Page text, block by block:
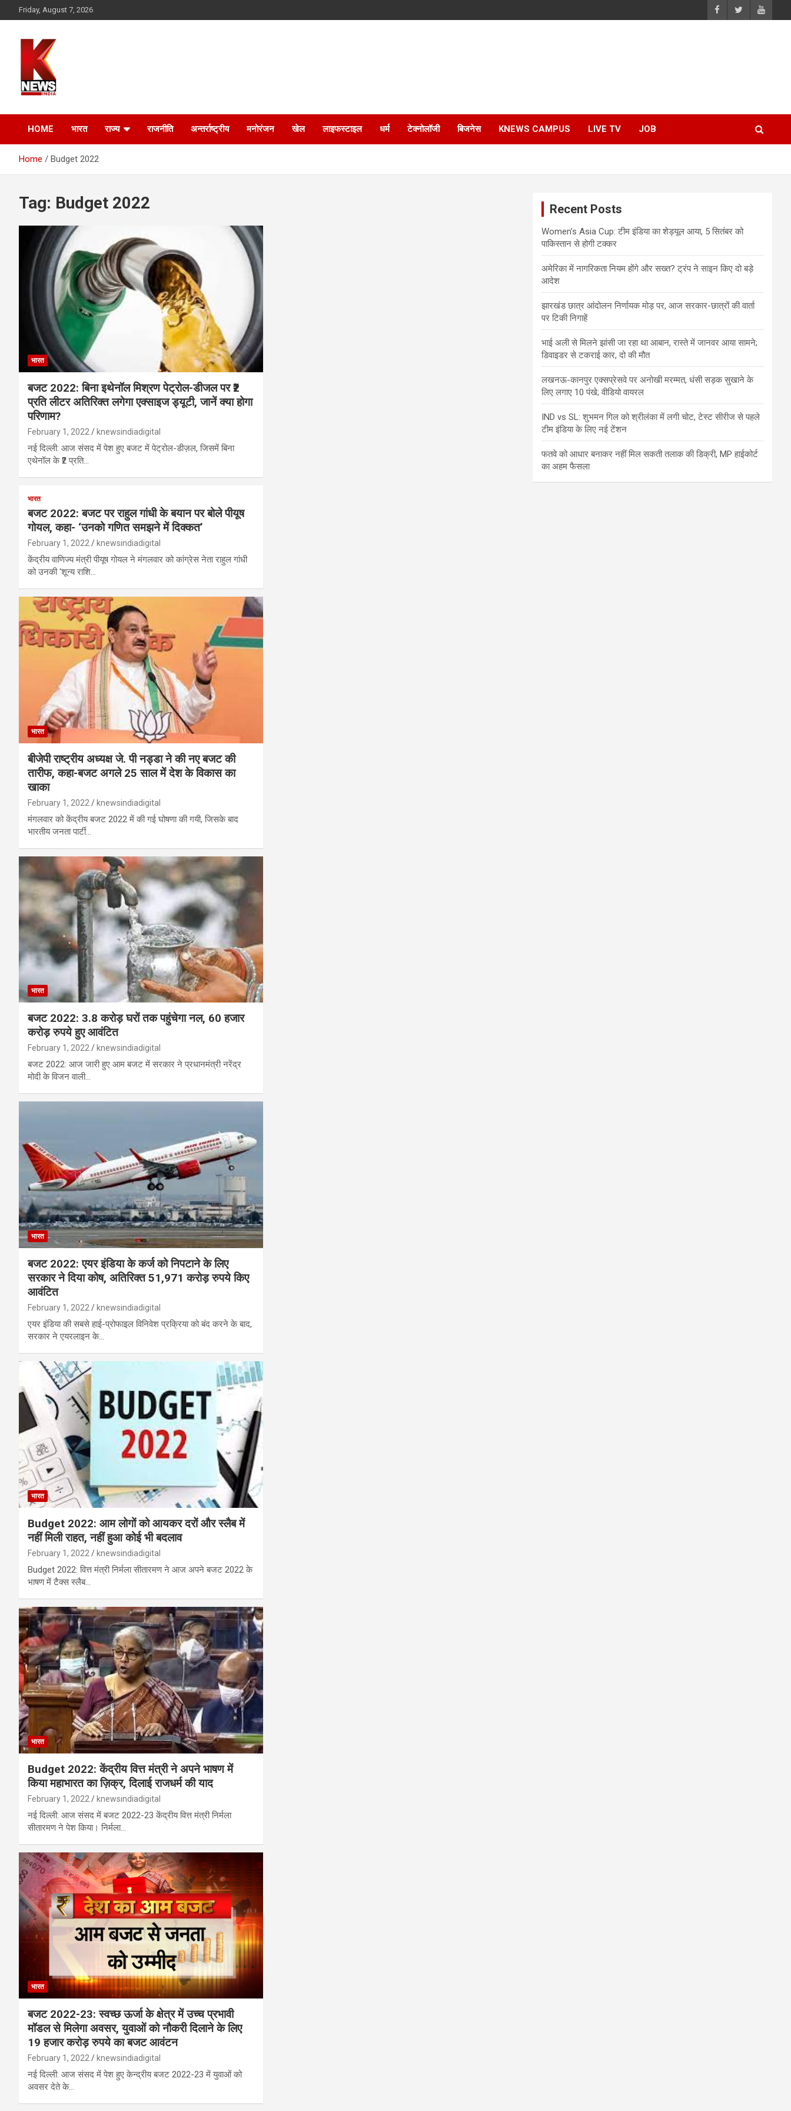
to
Friday, August 7, 2026
HOME भारत राज्य राजनीति अन्तर्राष्ट्रीय मनोरंजन खेल लाइफस्टाइल धर्म टेक्नोलॉजी बिजनेस KNEWS CAMPUS LIVE TV JOB
Home Budget 2022
Tag: Budget 2022
भारत
बजट 2022: बिना इथेनॉल मिश्रण पेट्रोल-डीजल पर ₹2
प्रति लीटर अतिरिक्त लगेगा एक्साइज ड्यूटी, जानें क्या होगा
परिणाम?
February 1, 2022 knewsindiadigital
नई दिल्ली: आज संसद में पेश हुए बजट में पेट्रोल-डीज़ल, जिसमें बिना
एथेनॉल के ₹2 प्रति…
भारत
बजट 2022: बजट पर राहुल गांधी के बयान पर बोले पीयूष
गोयल, कहा- ‘उनको गणित समझने में दिक्कत’
February 1, 2022 knewsindiadigital
केंद्रीय वाणिज्य मंत्री पीयूष गोयल ने मंगलवार को कांग्रेस नेता राहुल गांधी
को उनकी ‘शून्य राशि…
भारत
बीजेपी राष्ट्रीय अध्यक्ष जे. पी नड्डा ने की नए बजट की
तारीफ, कहा-बजट अगले 25 साल में देश के विकास का
खाका
February 1, 2022 knewsindiadigital
मंगलवार को केंद्रीय बजट 2022 में की गई घोषणा की गयी, जिसके बाद
भारतीय जनता पार्टी…
भारत
बजट 2022: 3.8 करोड़ घरों तक पहुंचेगा नल, 60 हजार
करोड़ रुपये हुए आवंटित
February 1, 2022 knewsindiadigital
बजट 2022: आज जारी हुए आम बजट में सरकार ने प्रधानमंत्री नरेंद्र
मोदी के विजन वाली…
भारत
बजट 2022: एयर इंडिया के कर्ज को निपटाने के लिए
सरकार ने दिया कोष, अतिरिक्त 51,971 करोड़ रुपये किए
आवंटित
February 1, 2022 knewsindiadigital
एयर इंडिया की सबसे हाई-प्रोफाइल विनिवेश प्रक्रिया को बंद करने के बाद,
सरकार ने एयरलाइन के…
भारत
Budget 2022: आम लोगों को आयकर दरों और स्लैब में
नहीं मिली राहत, नहीं हुआ कोई भी बदलाव
February 1, 2022 knewsindiadigital
Budget 2022: वित्त मंत्री निर्मला सीतारमण ने आज अपने बजट 2022 के
भाषण में टैक्स स्लैब…
भारत
Budget 2022: केंद्रीय वित्त मंत्री ने अपने भाषण में
किया महाभारत का ज़िक्र, दिलाई राजधर्म की याद
February 1, 2022 knewsindiadigital
नई दिल्ली: आज संसद में बजट 2022-23 केंद्रीय वित्त मंत्री निर्मला
सीतारमण ने पेश किया। निर्मला…
भारत
बजट 2022-23: स्वच्छ ऊर्जा के क्षेत्र में उच्‍च प्रभावी
मॉडल से मिलेगा अवसर, युवाओं को नौकरी दिलाने के लिए
19 हजार करोड़ रुपये का बजट आवंटन
February 1, 2022 knewsindiadigital
नई दिल्ली: आज संसद में पेश हुए केन्‍द्रीय बजट 2022-23 में युवाओं को
अवसर देते के…
Recent Posts
Women’s Asia Cup: टीम इंडिया का शेड्यूल आया, 5 सितंबर को
पाकिस्तान से होगी टक्कर
अमेरिका में नागरिकता नियम होंगे और सख्त? ट्रंप ने साइन किए दो बड़े
आदेश
झारखंड छात्र आंदोलन निर्णायक मोड़ पर, आज सरकार-छात्रों की वार्ता
पर टिकी निगाहें
भाई अली से मिलने झांसी जा रहा था आबान, रास्ते में जानवर आया सामने;
डिवाइडर से टकराई कार, दो की मौत
लखनऊ-कानपुर एक्सप्रेसवे पर अनोखी मरम्मत, धंसी सड़क सुखाने के
लिए लगाए 10 पंखे; वीडियो वायरल
IND vs SL: शुभमन गिल को श्रीलंका में लगी चोट, टेस्ट सीरीज से पहले
टीम इंडिया के लिए नई टेंशन
फतवे को आधार बनाकर नहीं मिल सकती तलाक की डिक्री, MP हाईकोर्ट
का अहम फैसला